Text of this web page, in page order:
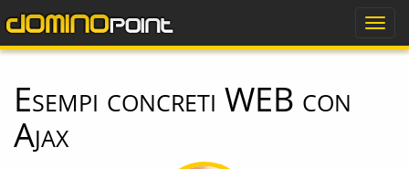
Esempi concreti WEB con
Ajax